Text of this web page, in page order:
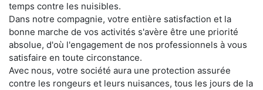
temps contre les nuisibles.
Dans notre compagnie, votre entière satisfaction et la
bonne marche de vos activités s'avère être une priorité
absolue, d'où l'engagement de nos professionnels à vous
satisfaire en toute circonstance.
Avec nous, votre société aura une protection assurée
contre les rongeurs et leurs nuisances, tous les jours de la